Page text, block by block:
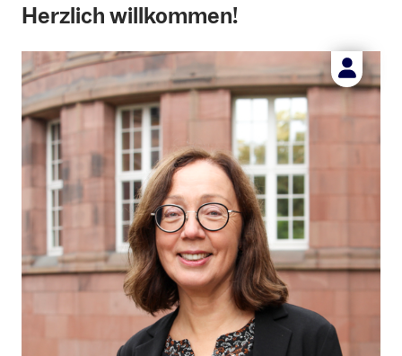
Herzlich willkommen!